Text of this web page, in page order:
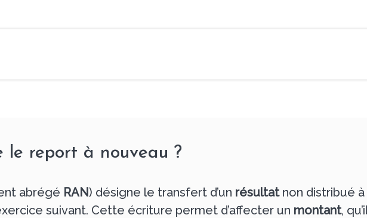
le report à nouveau ?
abrégé RAN) désigne le transfert d’un résultatnon distribué à
suivant. Cette écriture permet d’affecter un montant,